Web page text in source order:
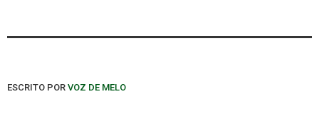
ESCRITO POR VOZ DE MELO